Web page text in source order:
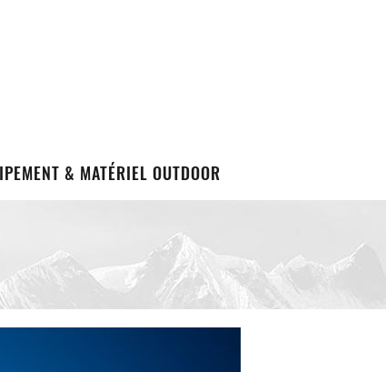
& MATÉRIEL OUTDOOR